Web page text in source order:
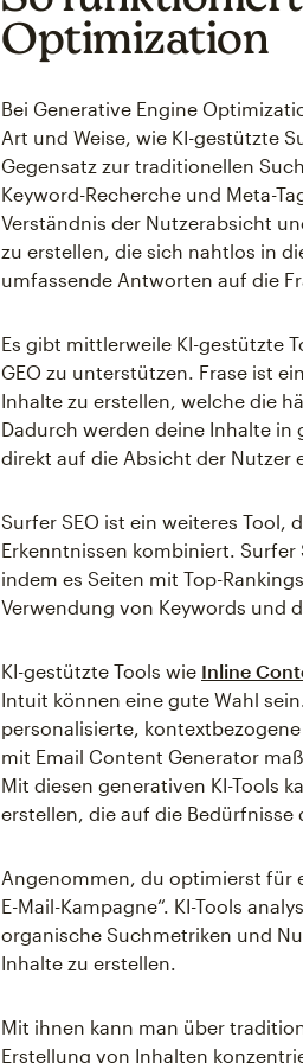
Optimization
Bei Generative Engine
Art und Weise, wie KI-gestützte
Gegensatz zur traditionellen
Keyword-Recherche und Meta-
Verständnis der Nutzerabsicht
zu erstellen, die sich nahtlos in
umfassende Antworten auf die
Es gibt mittlerweile KI-gestützte
GEO zu unterstützen. Frase ist
Inhalte zu erstellen, welche die
Dadurch werden deine Inhalte in
direkt auf die Absicht der Nutzer
Surfer SEO ist ein weiteres Tool,
Erkenntnissen kombiniert.
indem es Seiten mit Top-
Verwendung von Keywords und
KI-gestützte Tools wie Inline
Intuit können eine gute Wahl
personalisierte,
mit Email Content Generator
Mit diesen generativen KI-Tools
erstellen, die auf die
Angenommen, du optimierst für
E-Mail-Kampagne“. KI-Tools
organische Suchmetriken und
Inhalte zu erstellen.
Mit ihnen kann man über
Erstellung von Inhalten